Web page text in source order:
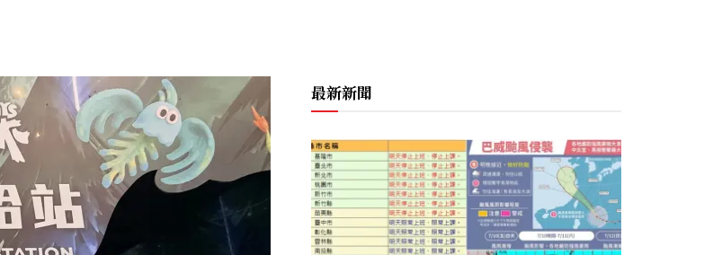
最新新聞